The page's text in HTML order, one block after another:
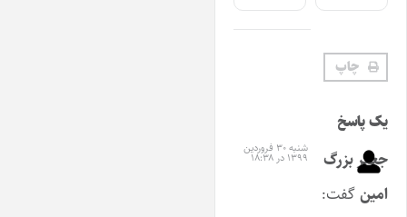
چاپ
یک پاسخ
جعفر بزرگ
امینگفت:
شنبه ۳۰ فروردین
۱۳۹۹ در ۱۸:۳۸